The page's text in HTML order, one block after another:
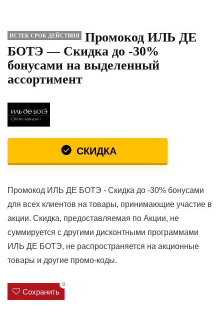
ИСТЕК СРОК ДЕЙСТВИЯ
Промокод ИЛЬ ДЕ
БОТЭ — Скидка до -30%
бонусами на выделенный
ассортимент
СКИДКА
Промокод ИЛЬ ДЕ БОТЭ - Скидка до -30% бонусами
для всех клиентов на товары, принимающие участие в
акции. Скидка, предоставляемая по Акции, не
суммируется с другими дисконтными программами
ИЛЬ ДЕ БОТЭ, не распространяется на акционные
товары и другие промо-коды.
Сохранить
0